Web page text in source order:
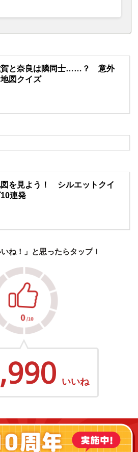
賀と奈良は隣同士……？ 意外
図クイズ
を見よう！ シルエットクイ
連発
ね！」と思ったらタップ！
いいね